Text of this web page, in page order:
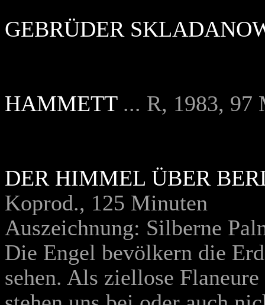
GEBRÜDER
HAMMETT ... R, 1983, 97
DER HIMMEL ÜBER
Koprod., 125 Minuten
Auszeichnung: Silberne
Die Engel bevölkern die
sehen. Als ziellose